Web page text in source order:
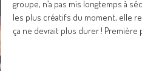
groupe, n’a pas mis longtemps à
les plus créatifs du moment, elle
ça ne devrait plus durer ! Première